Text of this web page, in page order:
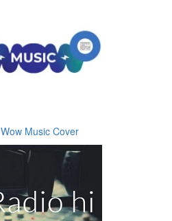
Wow Music Cover